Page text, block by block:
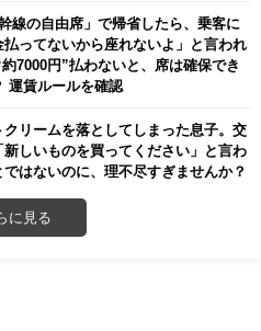
線の自由席」で帰省したら、乗客に
払ってないから座れないよ」と言われ
7000円”払わないと、席は確保でき
運賃ルールを確認
クリームを落としてしまった息子。交
新しいものを買ってください」と言わ
はないのに、理不尽すぎませんか？
に見る